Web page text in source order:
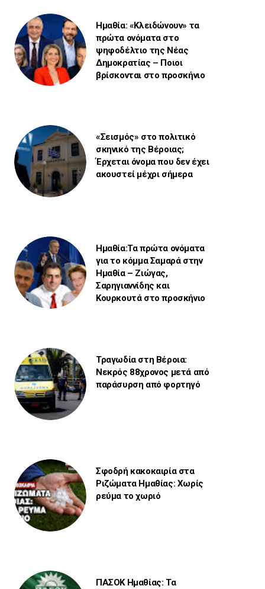
Ημαθία: «Κλειδώνουν» τα
πρώτα ονόματα στο
ψηφοδέλτιο της Νέας
Δημοκρατίας – Ποιοι
βρίσκονται στο προσκήνιο
«Σεισμός» στο πολιτικό
σκηνικό της Βέροιας;
Έρχεται όνομα που δεν έχει
ακουστεί μέχρι σήμερα
Ημαθία:Τα πρώτα ονόματα
για το κόμμα Σαμαρά στην
Ημαθία – Ζιώγας,
Σαρηγιαννίδης και
Κουρκουτά στο προσκήνιο
Τραγωδία στη Βέροια:
Νεκρός 88χρονος μετά από
παράσυρση από φορτηγό
Σφοδρή κακοκαιρία στα
Ριζώματα Ημαθίας: Χωρίς
ρεύμα το χωριό
ΠΑΣΟΚ Ημαθίας: Τα